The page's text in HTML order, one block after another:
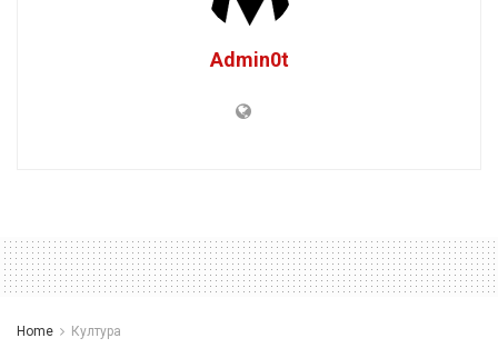
Admin0t
Home Култура